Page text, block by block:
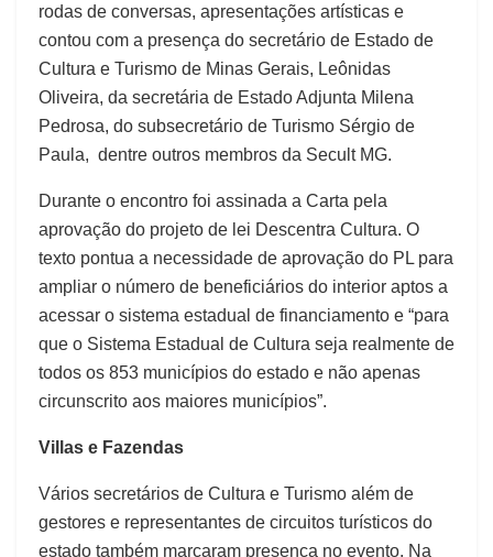
rodas de conversas, apresentações artísticas e
contou com a presença do secretário de Estado de
Cultura e Turismo de Minas Gerais, Leônidas
Oliveira, da secretária de Estado Adjunta Milena
Pedrosa, do subsecretário de Turismo Sérgio de
Paula, dentre outros membros da Secult MG.
Durante o encontro foi assinada a Carta pela
aprovação do projeto de lei Descentra Cultura. O
texto pontua a necessidade de aprovação do PL para
ampliar o número de beneficiários do interior aptos a
acessar o sistema estadual de financiamento e “para
que o Sistema Estadual de Cultura seja realmente de
todos os 853 municípios do estado e não apenas
circunscrito aos maiores municípios”.
Villas e Fazendas
Vários secretários de Cultura e Turismo além de
gestores e representantes de circuitos turísticos do
estado também marcaram presença no evento. Na